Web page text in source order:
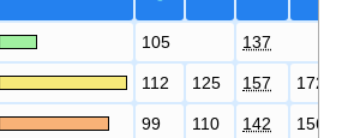
105 137
112 125 157 172
99 110 142 156